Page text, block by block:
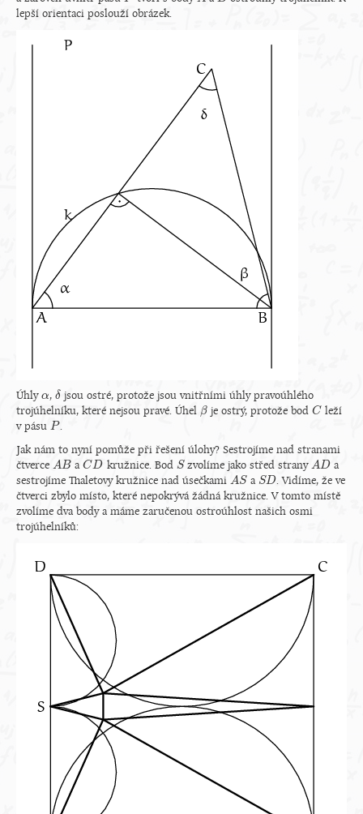
lepší orientaci poslouží obrázek.
Úhly α
α,δ
δ jsou ostré, protože jsou vnitřními úhly pravoúhlého
trojúhelníku, které nejsou pravé. Úhel β
β je ostrý, protože bodC
C leží
v pásu P
P .
Jak nám to nyní pomůže při řešení úlohy? Sestrojíme nad stranami
čtverce A B
AB aCD
CD kružnice. Bod S
Szvolíme jako střed stranyA D
AD
a
sestrojíme Thaletovy kružnice nad úsečkami AS
AS a SD
SD . Vidíme, že ve
čtverci zbylo místo, které nepokrývá žádná kružnice. V tomto místě
zvolíme dva body a máme zaručenou ostroúhlost našich osmi
trojúhelníků: